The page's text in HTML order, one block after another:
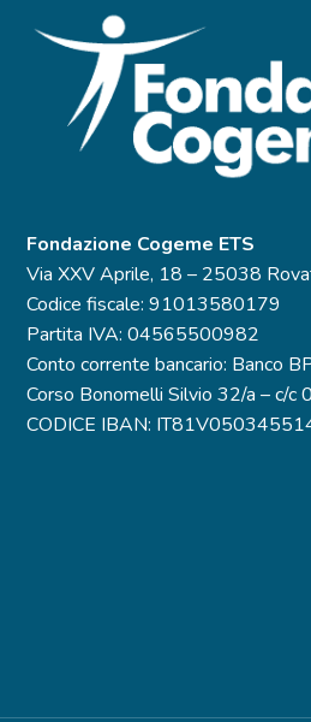
Fondazione Cogeme ETS
Via XXV Aprile, 18 – 25038
Codice fiscale: 91013580179
Partita IVA: 04565500982
Conto corrente bancario: Banco
Corso Bonomelli Silvio 32/a – c/c
CODICE IBAN: